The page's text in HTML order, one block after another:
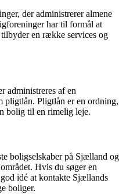
der administrerer almene
har til formål at
en række services og
administreres af en
pligtlån. Pligtlån er en ordning,
bolig til en rimelig leje.
boligselskaber på Sjælland og
Hvis du søger en
idé at kontakte Sjællands
boliger.